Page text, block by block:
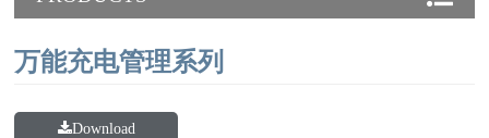
万能充电管理系列
Download